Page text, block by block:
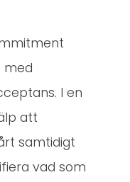
med
I en
att
samtidigt
vad som